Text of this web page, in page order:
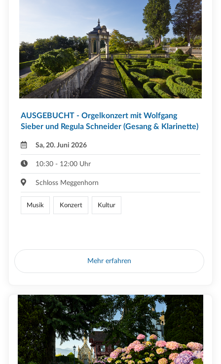
AUSGEBUCHT - Orgelkonzert mit Wolfgang
Sieber und Regula Schneider (Gesang & Klarinette)
Sa, 20. Juni 2026
10:30 - 12:00 Uhr
Schloss Meggenhorn
Musik Konzert Kultur
Mehr erfahren